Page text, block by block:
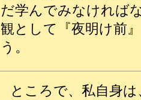
だ学んでみなければ
観として『夜明け前
う。
ところで、私自身